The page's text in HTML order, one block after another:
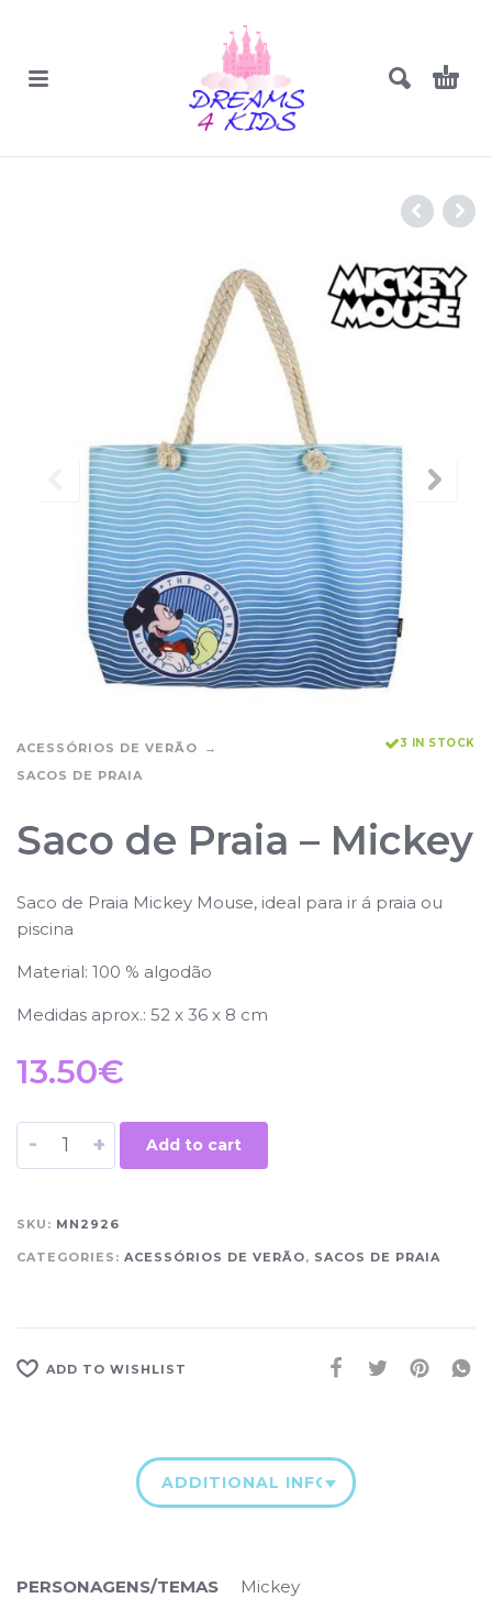
ACESSÓRIOS DE VERÃO
SACOS DE PRAIA
3 IN STOCK
Saco de Praia – Mickey
Saco de Praia Mickey Mouse, ideal para ir á praia ou
piscina
Material: 100 % algodão
Medidas aprox.: 52 x 36 x 8 cm
13.50€
- + Add to cart
SKU: MN2926
CATEGORIES: ACESSÓRIOS DE VERÃO, SACOS DE PRAIA
ADD TO WISHLIST
ADDITIONAL INFORMATION
PERSONAGENS/TEMAS Mickey